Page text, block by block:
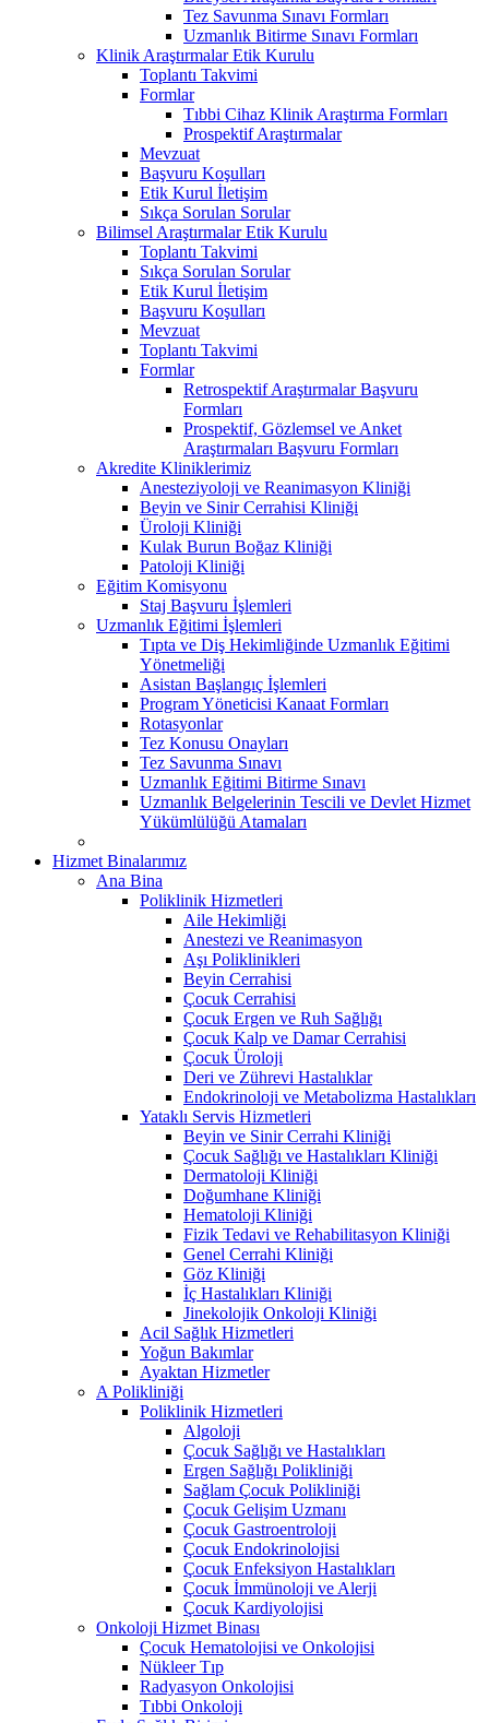
Tez Savunma Sınavı Formları
Uzmanlık Bitirme Sınavı Formları
Klinik Araştırmalar Etik Kurulu
Toplantı Takvimi
Formlar
Tıbbi Cihaz Klinik Araştırma Formları
Prospektif Araştırmalar
Mevzuat
Başvuru Koşulları
Etik Kurul İletişim
Sıkça Sorulan Sorular
Bilimsel Araştırmalar Etik Kurulu
Toplantı Takvimi
Sıkça Sorulan Sorular
Etik Kurul İletişim
Başvuru Koşulları
Mevzuat
Toplantı Takvimi
Formlar
Retrospektif Araştırmalar Başvuru
Formları
Prospektif, Gözlemsel ve Anket
Araştırmaları Başvuru Formları
Akredite Kliniklerimiz
Anesteziyoloji ve Reanimasyon Kliniği
Beyin ve Sinir Cerrahisi Kliniği
Üroloji Kliniği
Kulak Burun Boğaz Kliniği
Patoloji Kliniği
Eğitim Komisyonu
Staj Başvuru İşlemleri
Uzmanlık Eğitimi İşlemleri
Tıpta ve Diş Hekimliğinde Uzmanlık Eğitimi
Yönetmeliği
Asistan Başlangıç İşlemleri
Program Yöneticisi Kanaat Formları
Rotasyonlar
Tez Konusu Onayları
Tez Savunma Sınavı
Uzmanlık Eğitimi Bitirme Sınavı
Uzmanlık Belgelerinin Tescili ve Devlet Hizmet
Yükümlülüğü Atamaları
Hizmet Binalarımız
Ana Bina
Poliklinik Hizmetleri
Aile Hekimliği
Anestezi ve Reanimasyon
Aşı Poliklinikleri
Beyin Cerrahisi
Çocuk Cerrahisi
Çocuk Ergen ve Ruh Sağlığı
Çocuk Kalp ve Damar Cerrahisi
Çocuk Üroloji
Deri ve Zührevi Hastalıklar
Endokrinoloji ve Metabolizma Hastalıkları
Yataklı Servis Hizmetleri
Beyin ve Sinir Cerrahi Kliniği
Çocuk Sağlığı ve Hastalıkları Kliniği
Dermatoloji Kliniği
Doğumhane Kliniği
Hematoloji Kliniği
Fizik Tedavi ve Rehabilitasyon Kliniği
Genel Cerrahi Kliniği
Göz Kliniği
İç Hastalıkları Kliniği
Jinekolojik Onkoloji Kliniği
Acil Sağlık Hizmetleri
Yoğun Bakımlar
Ayaktan Hizmetler
A Polikliniği
Poliklinik Hizmetleri
Algoloji
Çocuk Sağlığı ve Hastalıkları
Ergen Sağlığı Polikliniği
Sağlam Çocuk Polikliniği
Çocuk Gelişim Uzmanı
Çocuk Gastroentroloji
Çocuk Endokrinolojisi
Çocuk Enfeksiyon Hastalıkları
Çocuk İmmünoloji ve Alerji
Çocuk Kardiyolojisi
Onkoloji Hizmet Binası
Çocuk Hematolojisi ve Onkolojisi
Nükleer Tıp
Radyasyon Onkolojisi
Tıbbi Onkoloji